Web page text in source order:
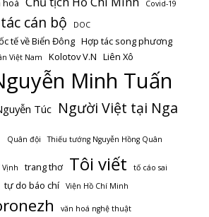
Covid-19
cán bộ DOC
tế về Biển Đông Hợp tác song phương
Việt Nam Kolotov V.N Liên Xô
Minh Tuấn
Túc Người Việt tại Nga
Quân đội Thiếu tướng Nguyễn Hồng Quân
Vịnh trang thơ Tôi viết
tố cáo sai
tự do báo chí Viện Hồ Chí Minh
văn hoá nghệ thuật